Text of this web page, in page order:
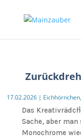
17.02.2026 | Eichhörnchen
Das
Sache, aber
Monochrome